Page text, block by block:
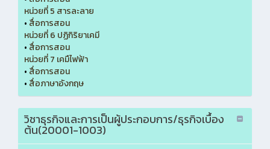
หน่วยที่ 5 สารละลาย
• สื่อการสอน
หน่วยที่ 6 ปฏิกิริยาเคมี
• สื่อการสอน
หน่วยที่ 7 เคมืไฟฟ้า
• สื่อการสอน
• สื่อภาษาอังกฤษ
วิชาธุรกิจและการเป็นผู้ประกอบการ/ธุรกิจเบื้อง
ต้น(20001-1003)